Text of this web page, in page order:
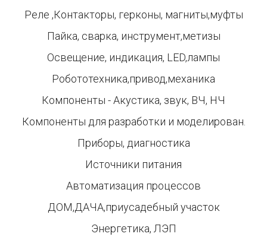
Реле ,Контакторы, герконы, магниты,муфты
Пайка, сварка, инструмент,метизы
Освещение, индикация, LED,лампы
Робототехника,привод,механика
Компоненты - Акустика, звук, ВЧ, НЧ
Компоненты для разработки и моделирован.
Приборы, диагностика
Источники питания
Автоматизация процессов
ДОМ,ДАЧА,приусадебный участок
Энергетика, ЛЭП